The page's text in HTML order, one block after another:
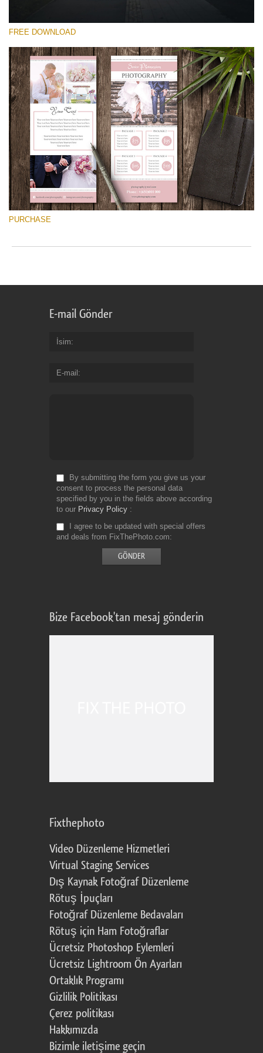
Lütfen seçin
Free Font #17
Pricing Guide Template
Ücretsiz indirin
FREE DOWNLOAD
PURCHASE
E-mail Gönder
İsim
E-mail
By submitting the form you give us your
consent to process the personal data
specified by you in the fields above according
to our Privacy Policy
I agree to be updated with special offers
and deals from FixThePhoto.com
Bize Facebook'tan mesaj gönderin
Fixthephoto
Video Düzenleme Hizmetleri
Virtual Staging Services
Dış Kaynak Fotoğraf Düzenleme
Rötuş İpuçları
Fotoğraf Düzenleme Bedavaları
Rötuş için Ham Fotoğraflar
Ücretsiz Photoshop Eylemleri
Ücretsiz Lightroom Ön Ayarları
Ortaklık Programı
Gizlilik Politikası
Çerez politikası
Hakkımızda
Bizimle iletişime geçin